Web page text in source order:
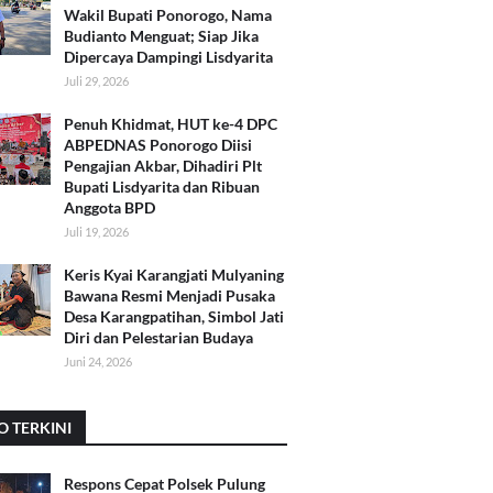
Wakil Bupati Ponorogo, Nama
Budianto Menguat; Siap Jika
Dipercaya Dampingi Lisdyarita
Juli 29, 2026
Penuh Khidmat, HUT ke-4 DPC
ABPEDNAS Ponorogo Diisi
Pengajian Akbar, Dihadiri Plt
Bupati Lisdyarita dan Ribuan
Anggota BPD
Juli 19, 2026
Keris Kyai Karangjati Mulyaning
Bawana Resmi Menjadi Pusaka
Desa Karangpatihan, Simbol Jati
Diri dan Pelestarian Budaya
Juni 24, 2026
TERKINI
Respons Cepat Polsek Pulung